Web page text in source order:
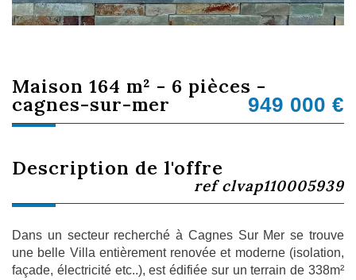
maison 164 m² - 6 pièces -
cagnes-sur-mer 949 000 €
description de l'offre
ref clvap110005939
Dans un secteur recherché à Cagnes Sur Mer se trouve
une belle Villa entièrement renovée et moderne (isolation,
façade, électricité etc..), est édifiée sur un terrain de 338m²